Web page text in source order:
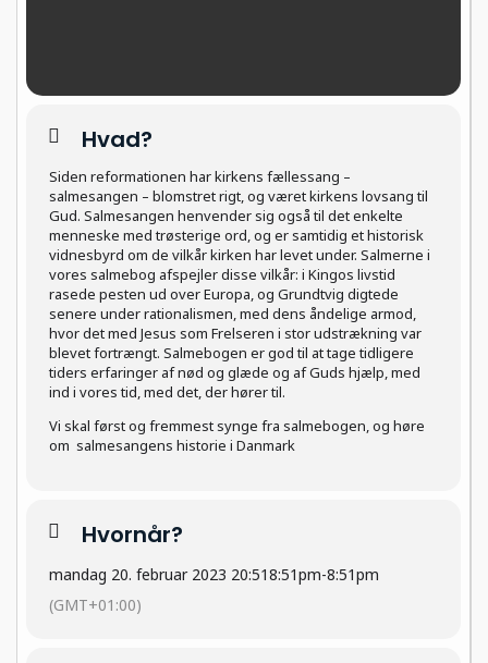
Hvad?
Siden reformationen har kirkens fællessang –
salmesangen – blomstret rigt, og været kirkens lovsang til
Gud. Salmesangen henvender sig også til det enkelte
menneske med trøsterige ord, og er samtidig et historisk
vidnesbyrd om de vilkår kirken har levet under. Salmerne i
vores salmebog afspejler disse vilkår: i Kingos livstid
rasede pesten ud over Europa, og Grundtvig digtede
senere under rationalismen, med dens åndelige armod,
hvor det med Jesus som Frelseren i stor udstrækning var
blevet fortrængt. Salmebogen er god til at tage tidligere
tiders erfaringer af nød og glæde og af Guds hjælp, med
ind i vores tid, med det, der hører til.
Vi skal først og fremmest synge fra salmebogen, og høre
om salmesangens historie i Danmark
Hvornår?
mandag 20. februar 2023 20:518:51pm-8:51pm
(GMT+01:00)